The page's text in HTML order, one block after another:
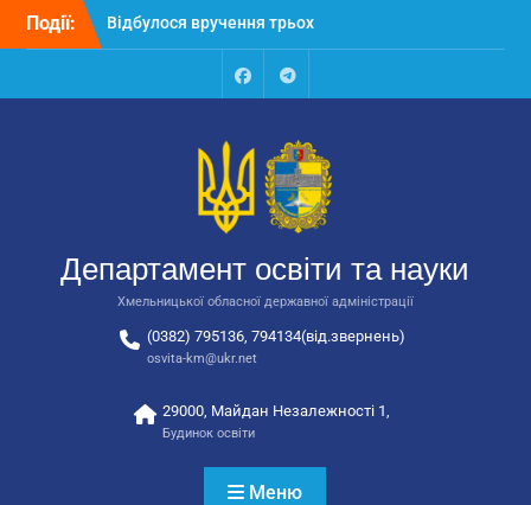
Перейти
Події:
Відбулося вручення трьох
автобусів для потреб
Відбулося засідання
освіти та науки обласної
державної адміністрації
Відбулась обласна
національно-патріотичне
виховання
FacebookTalegram
Департамент освіти та науки
Хмельницької обласної державної адміністрації
(0382) 795136, 794134(від.звернень)
osvita-km@ukr.net
29000, Майдан Незалежності 1,
Будинок освіти
Меню